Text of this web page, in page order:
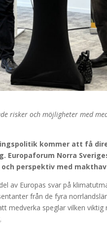
risker och möjligheter med
kommer att få
Norra
perspektiv med
av Europas svar på
från de fyra
medverka speglar vilken viktig